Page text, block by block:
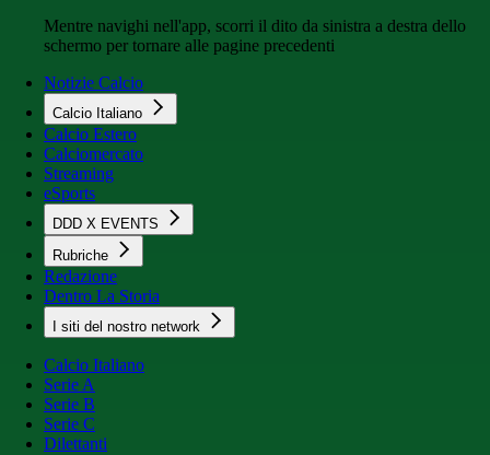
Mentre navighi nell'app, scorri il dito da sinistra a destra dello
schermo per tornare alle pagine precedenti
Notizie Calcio
Calcio Italiano
Calcio Estero
Calciomercato
Streaming
eSports
DDD X EVENTS
Rubriche
Redazione
Dentro La Storia
I siti del nostro network
Calcio Italiano
Serie A
Serie B
Serie C
Dilettanti